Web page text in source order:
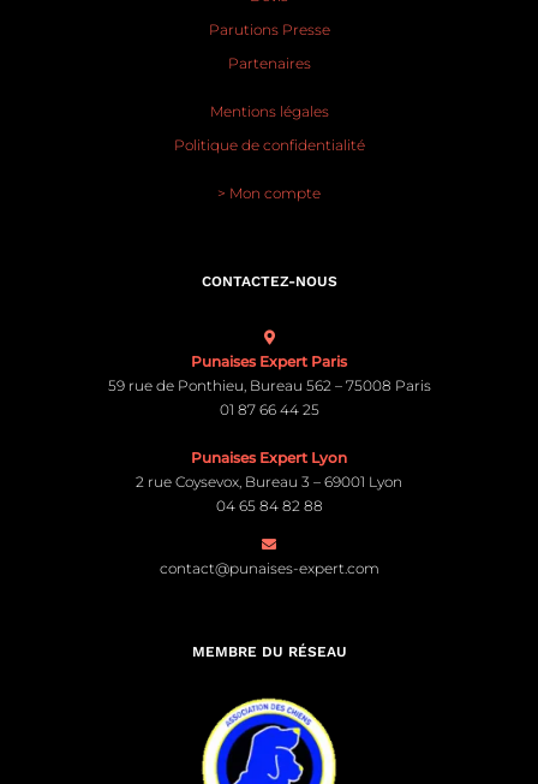
Parutions Presse
Partenaires
Mentions légales
Politique de confidentialité
> Mon compte
CONTACTEZ-NOUS
Punaises Expert Paris
59 rue de Ponthieu, Bureau 562 – 75008 Paris
01 87 66 44 25
Punaises Expert Lyon
2 rue Coysevox, Bureau 3 – 69001 Lyon
04 65 84 82 88
contact@punaises-expert.com
MEMBRE DU RÉSEAU